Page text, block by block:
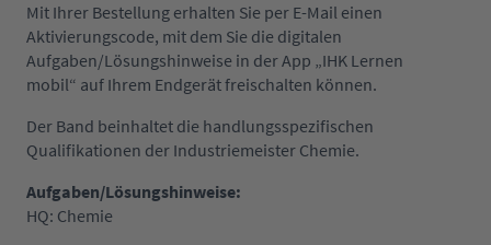
Mit Ihrer Bestellung erhalten Sie per E-Mail einen
Aktivierungscode, mit dem Sie die digitalen
Aufgaben/Lösungshinweise in der App „IHK Lernen
mobil“ auf Ihrem Endgerät freischalten können.
Der Band beinhaltet die handlungsspezifischen
Qualifikationen der Industriemeister Chemie.
Aufgaben/Lösungshinweise:
HQ: Chemie